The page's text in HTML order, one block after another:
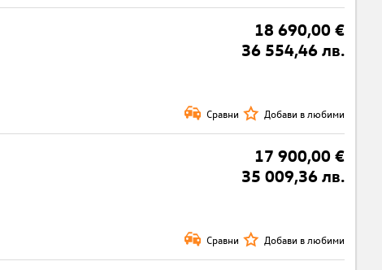
18 690,00 €
36 554,46 лв.
Сравни Добави в любими
17 900,00 €
35 009,36 лв.
Сравни Добави в любими